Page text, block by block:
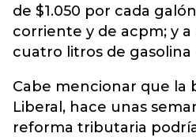
de $1.050 por cada
corriente y de acpm; y a
cuatro litros de gasolina
Cabe mencionar que la
Liberal, hace unas
reforma tributaria